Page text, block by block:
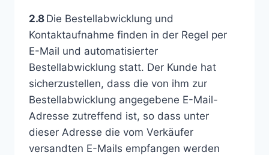
2.8 Die Bestellabwicklung und
Kontaktaufnahme finden in der Regel per
E-Mail und automatisierter
Bestellabwicklung statt. Der Kunde hat
sicherzustellen, dass die von ihm zur
Bestellabwicklung angegebene E-Mail-
Adresse zutreffend ist, so dass unter
dieser Adresse die vom Verkäufer
versandten E-Mails empfangen werden